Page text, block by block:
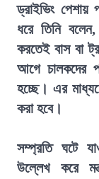
ড্রাইভিং পেশায়
ধরে তিনি
করতেই বাস বা
আগে চালকদের
হচ্ছে। এর
করা হবে।
সম্প্রতি ঘটে
উল্লেখ করে